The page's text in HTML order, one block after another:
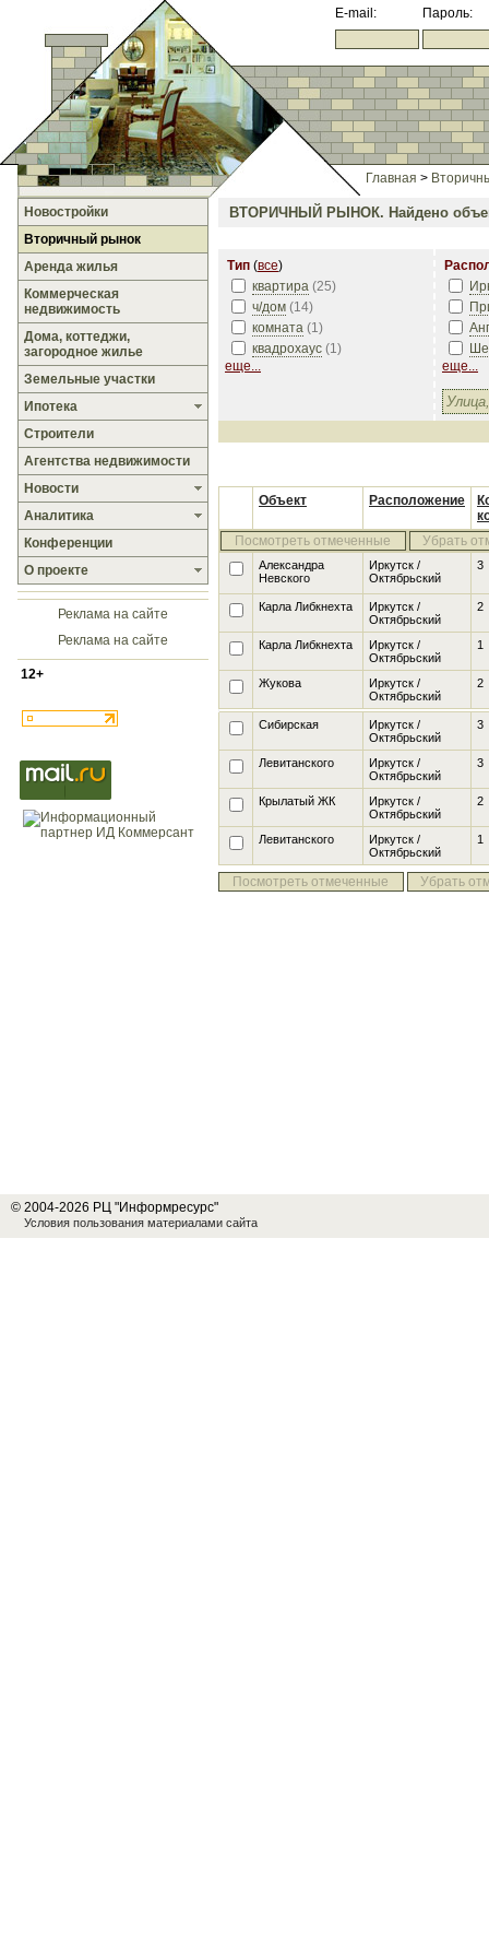
E-mail: Пароль:
Главная >
Новостройки
Вторичный рынок
Аренда жилья
Коммерческая
недвижимость
Дома, коттеджи,
загородное жилье
Земельные участки
Ипотека
Строители
Агентства недвижимости
Новости
Аналитика
Конференции
О проекте
Реклама на сайте
Реклама на сайте
12+
ВТОРИЧНЫЙ РЫНОК. Найдено
Тип (все)
квартира (25)
ч/дом (14)
комната (1)
квадрохаус (1)
еще...
еще...
Объект Расположение
Посмотреть отмеченные
Убрать
Александра
Невского
Иркутск /
Октябрьский
3
Карла Либкнехта
Иркутск /
Октябрьский
2
Карла Либкнехта
Иркутск /
Октябрьский
1
Жукова
Иркутск /
Октябрьский
2
Сибирская
Иркутск /
Октябрьский
3
Левитанского
Иркутск /
Октябрьский
3
Крылатый ЖК
Иркутск /
Октябрьский
2
Левитанского
Иркутск /
Октябрьский
1
Посмотреть отмеченные Убрать
© 2004-2026 РЦ "Информресурс"
Условия пользования материалами сайта